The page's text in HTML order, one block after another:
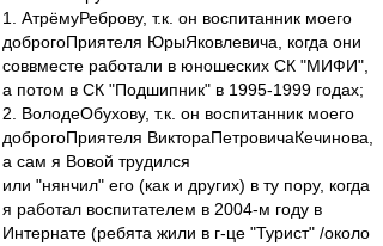
1. АтрёмуРеброву, т.к. он воспитанник моего
доброгоПриятеля ЮрыЯковлевича, когда они
соввместе работали в юношеских СК "МИФИ",
а потом в СК "Подшипник" в 1995-1999 годах;
2. ВолодеОбухову, т.к. он воспитанник моего
доброгоПриятеля ВиктораПетровичаКечинова,
а сам я Вовой трудился
или "нянчил" его (как и других) в ту пору, когда
я работал воспитателем в 2004-м году в
Интернате (ребята жили в г-це "Турист" /около